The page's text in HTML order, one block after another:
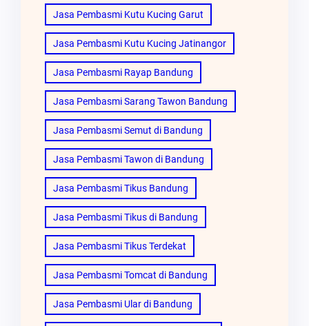
Jasa Pembasmi Kutu Kucing Garut
Jasa Pembasmi Kutu Kucing Jatinangor
Jasa Pembasmi Rayap Bandung
Jasa Pembasmi Sarang Tawon Bandung
Jasa Pembasmi Semut di Bandung
Jasa Pembasmi Tawon di Bandung
Jasa Pembasmi Tikus Bandung
Jasa Pembasmi Tikus di Bandung
Jasa Pembasmi Tikus Terdekat
Jasa Pembasmi Tomcat di Bandung
Jasa Pembasmi Ular di Bandung